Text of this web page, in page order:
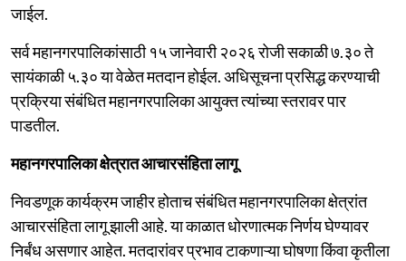
जाईल.
सर्व महानगरपालिकांसाठी १५ जानेवारी २०२६ रोजी सकाळी ७.३० ते
सायंकाळी ५.३० या वेळेत मतदान होईल. अधिसूचना प्रसिद्ध करण्याची
प्रक्रिया संबंधित महानगरपालिका आयुक्त त्यांच्या स्तरावर पार
पाडतील.
महानगरपालिका क्षेत्रात आचारसंहिता लागू
निवडणूक कार्यक्रम जाहीर होताच संबंधित महानगरपालिका क्षेत्रांत
आचारसंहिता लागू झाली आहे. या काळात धोरणात्मक निर्णय घेण्यावर
निर्बंध असणार आहेत. मतदारांवर प्रभाव टाकणाऱ्या घोषणा किंवा कृतीला